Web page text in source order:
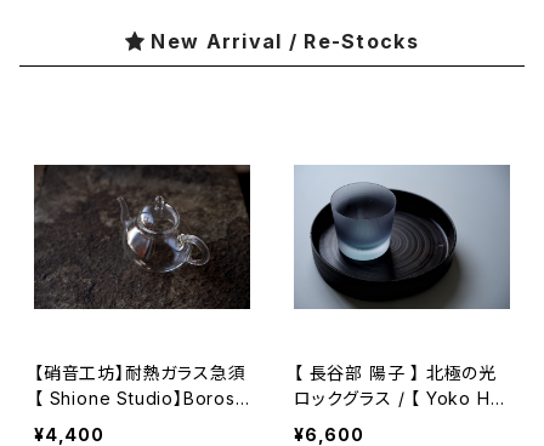
New Arrival / Re-Stocks
【硝音工坊】耐熱ガラス急須
【 Shione Studio】Borosili
cate glass teapot
¥4,400
【 長谷部 陽子 】 北極の光
ロックグラス / 【 Yoko Ha
sebe 】Whisky Tumbler
¥6,600